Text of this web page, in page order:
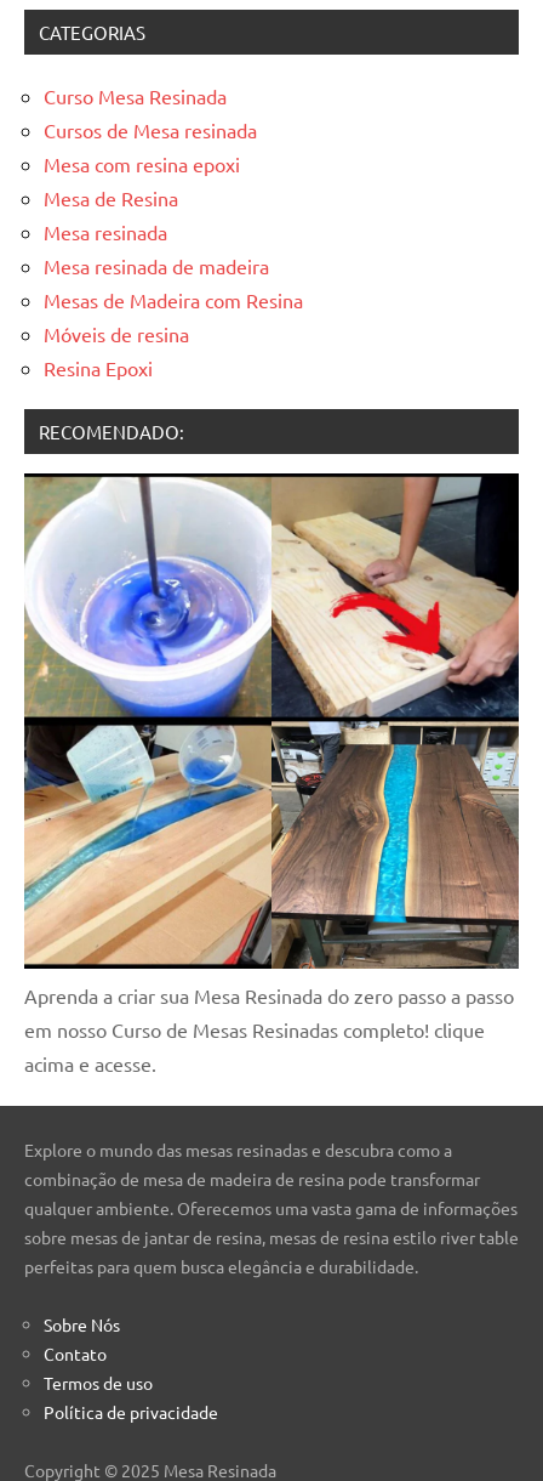
CATEGORIAS
Curso Mesa Resinada
Cursos de Mesa resinada
Mesa com resina epoxi
Mesa de Resina
Mesa resinada
Mesa resinada de madeira
Mesas de Madeira com Resina
Móveis de resina
Resina Epoxi
RECOMENDADO:
Aprenda a criar sua Mesa Resinada do zero passo a passo
em nosso Curso de Mesas Resinadas completo! clique
acima e acesse.
Explore o mundo das mesas resinadas e descubra como a
combinação de mesa de madeira de resina pode transformar
qualquer ambiente. Oferecemos uma vasta gama de informações
sobre mesas de jantar de resina, mesas de resina estilo river table
perfeitas para quem busca elegância e durabilidade.
Sobre Nós
Contato
Termos de uso
Política de privacidade
Copyright © 2025 Mesa Resinada